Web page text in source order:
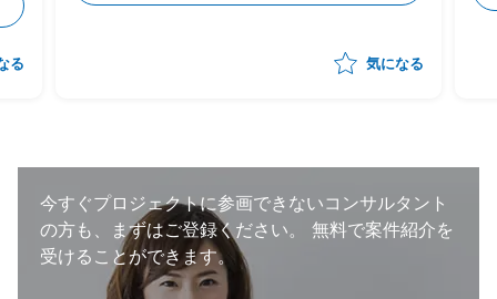
る
カー⇔サプライヤーの依頼/QA事項の管理
案、決定の支援） -サプライヤー側の進捗
状況把握、報告 ・状況によっては弊社が担
働20～30％想定
気になる
今すぐプロジェクトに参画できないコンサルタント
の方も、まずはご登録ください。
無料で案件紹介を
受けることができます。